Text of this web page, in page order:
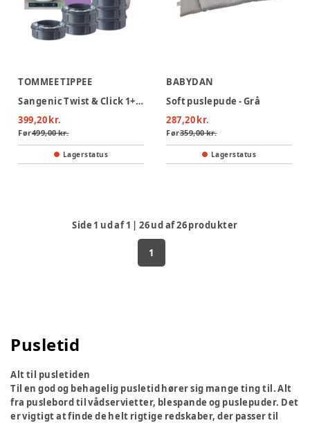
TOMMEE TIPPEE
Sangenic Twist & Click 1+6 refil
399,20 kr.
Før499,00 kr.
Lagerstatus
BABYDAN
Soft puslepude - Grå
287,20 kr.
Før359,00 kr.
Lagerstatus
Side 1 ud af1 |26ud af26produkter
1
Pusletid
Alt til pusletiden
Til en god og behagelig pusletid hører sig mange ting til. Alt
fra puslebord til vådservietter, blespande og puslepuder. Det
er vigtigt at finde de helt rigtige redskaber, der passer til